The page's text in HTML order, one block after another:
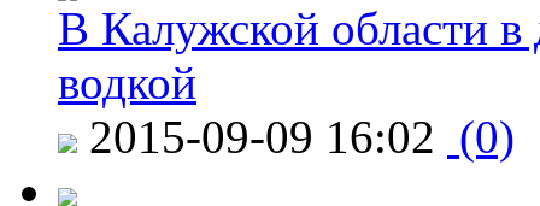
В Калужской области в
водкой
2015-09-09 16:02 (0)